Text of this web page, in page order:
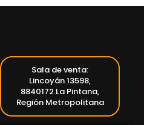
Sala de venta:
Lincoyán 13598,
8840172 La Pintana,
Región Metropolitana